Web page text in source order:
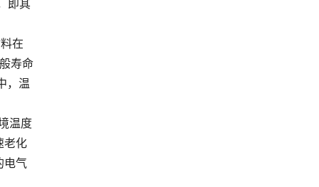
在
寿命
，温
温度
老化
电气